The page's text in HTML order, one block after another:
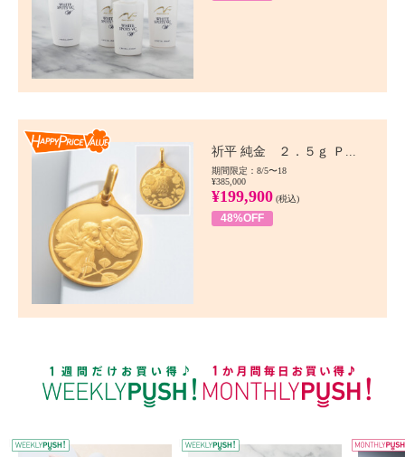
祈平 純金 ２．５ｇ Ｐ...
期間限定：8/5〜18
¥385,000
¥199,900 (税込)
48%OFF
WEEKLY PUSH